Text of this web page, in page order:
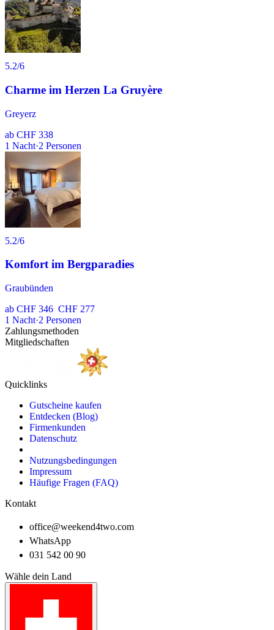
5.2/6
Charme im Herzen La Gruyère
Greyerz
ab CHF 338
1 Nacht·2 Personen
5.2/6
Komfort im Bergparadies
Graubünden
ab CHF 346 CHF 277
1 Nacht·2 Personen
Zahlungsmethoden
Mitgliedschaften
Quicklinks
Gutscheine kaufen
Entdecken (Blog)
Firmenkunden
Datenschutz
Nutzungsbedingungen
Impressum
Häufige Fragen (FAQ)
Kontakt
office@weekend4two.com
WhatsApp
031 542 00 90
Wähle dein Land